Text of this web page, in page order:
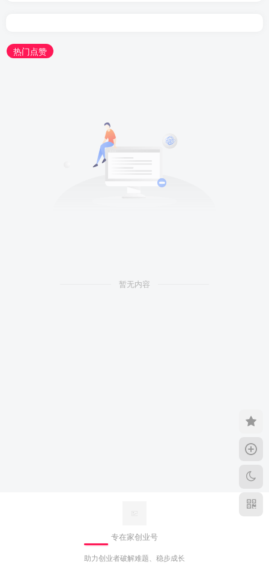
热门点赞
暂无内容
专在家创业号
助力创业者破解难题、稳步成长